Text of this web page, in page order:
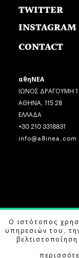
TWITTER
INSTAGRAM
CONTACT
αθηΝΕΑ
ΙΩΝΟΣ ΔΡΑΓΟΥΜΗ 1
ΑΘΗΝΑ, 115 28
ΕΛΛΑΔΑ
+30 210 3318831
info@a8inea.com
COPYRIGHT © 2026
DESIGN BY G
Ο ιστότοπος
υπηρεσιών του,